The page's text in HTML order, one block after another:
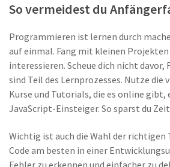
So vermeidest du
Programmieren ist lernen durch
auf einmal. Fang mit kleinen Projekten
interessieren. Scheue dich nicht davor,
sind Teil des Lernprozesses. Nutze die
Kurse und Tutorials, die es online
JavaScript-Einsteiger. So sparst du
Wichtig ist auch die Wahl der richtigen
Code am besten in einer
Fehler zu erkennen und einfacher zu